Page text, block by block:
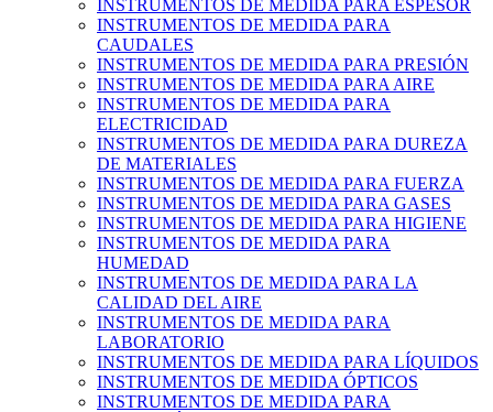
INSTRUMENTOS DE MEDIDA PARA ESPESOR
INSTRUMENTOS DE MEDIDA PARA
CAUDALES
INSTRUMENTOS DE MEDIDA PARA PRESIÓN
INSTRUMENTOS DE MEDIDA PARA AIRE
INSTRUMENTOS DE MEDIDA PARA
ELECTRICIDAD
INSTRUMENTOS DE MEDIDA PARA DUREZA
DE MATERIALES
INSTRUMENTOS DE MEDIDA PARA FUERZA
INSTRUMENTOS DE MEDIDA PARA GASES
INSTRUMENTOS DE MEDIDA PARA HIGIENE
INSTRUMENTOS DE MEDIDA PARA
HUMEDAD
INSTRUMENTOS DE MEDIDA PARA LA
CALIDAD DEL AIRE
INSTRUMENTOS DE MEDIDA PARA
LABORATORIO
INSTRUMENTOS DE MEDIDA PARA LÍQUIDOS
INSTRUMENTOS DE MEDIDA ÓPTICOS
INSTRUMENTOS DE MEDIDA PARA